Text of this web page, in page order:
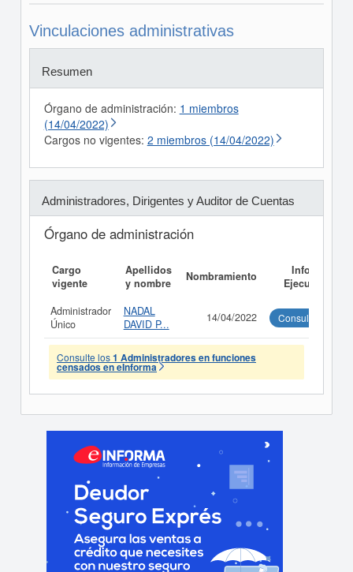
Vinculaciones administrativas
Resumen
Órgano de administración: 1 miembros
(14/04/2022)
Cargos no vigentes: 2 miembros (14/04/2022)
Administradores, Dirigentes y Auditor de Cuentas
Órgano de administración
Cargo
vigente
Apellidos
y nombre
Nombramiento
Informe
Ejecutivo
Administrador
Único
NADAL
DAVID P...
14/04/2022 Consultar
Consulte los1 Administradores en funciones
censados en eInforma